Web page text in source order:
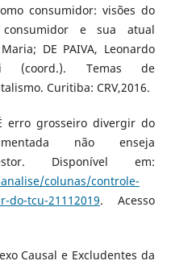
consumidor: visões do
e sua atual
DE PAIVA, Leonardo
(coord.). Temas de
Curitiba: CRV,2016.
erro grosseiro divergir do
não enseja
Disponível em:
colunas/controle-
do-tcu-21112019. Acesso
Causal e Excludentes da